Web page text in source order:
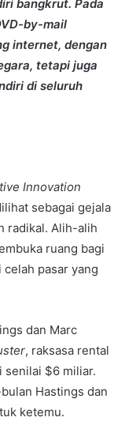
bangkrut. Pada
by-mail
internet, dengan
tetapi juga
di seluruh
Innovation
sebagai gejala
radikal. Alih-alih
ruang bagi
pasar yang
dan Marc
, raksasa rental
senilai $6 miliar.
Hastings dan
ketemu.